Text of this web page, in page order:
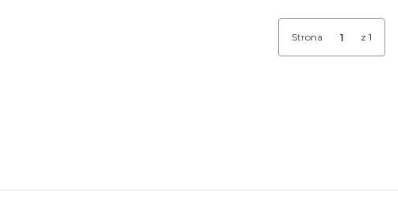
Strona z 1